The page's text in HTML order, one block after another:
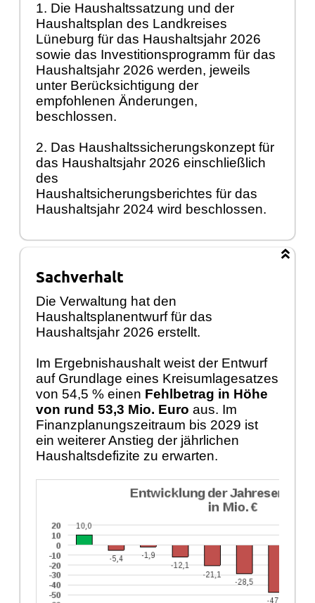
1. Die Haushaltssatzung und der
Haushaltsplan des Landkreises
Lüneburg für das Haushaltsjahr 2026
sowie das Investitionsprogramm für das
Haushaltsjahr 2026 werden, jeweils
unter Berücksichtigung der
empfohlenen Änderungen,
beschlossen.
2. Das Haushaltssicherungskonzept für
das Haushaltsjahr 2026 einschließlich
des
Haushaltsicherungsberichtes für das
Haushaltsjahr 2024 wird beschlossen.
Sachverhalt
Die Verwaltung hat den
Haushaltsplanentwurf für das
Haushaltsjahr 2026 erstellt.
Im Ergebnishaushalt weist der Entwurf
auf Grundlage eines Kreisumlagesatzes
von 54,5 % einen Fehlbetrag in Höhe
von rund 53,3 Mio. Euro aus. Im
Finanzplanungszeitraum bis 2029 ist
ein weiterer Anstieg der jährlichen
Haushaltsdefizite zu erwarten.